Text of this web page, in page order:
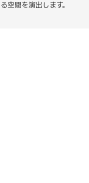
空間を演出します。